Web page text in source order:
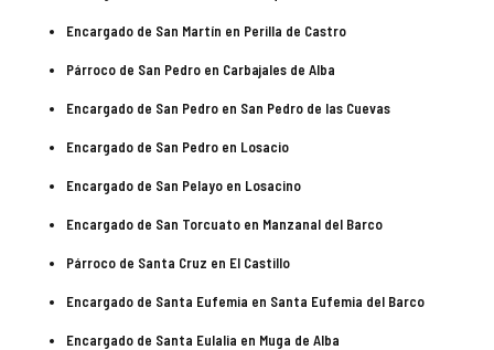
Encargado de San Martín en Perilla de Castro
Párroco de San Pedro en Carbajales de Alba
Encargado de San Pedro en San Pedro de las Cuevas
Encargado de San Pedro en Losacio
Encargado de San Pelayo en Losacino
Encargado de San Torcuato en Manzanal del Barco
Párroco de Santa Cruz en El Castillo
Encargado de Santa Eufemia en Santa Eufemia del Barco
Encargado de Santa Eulalia en Muga de Alba